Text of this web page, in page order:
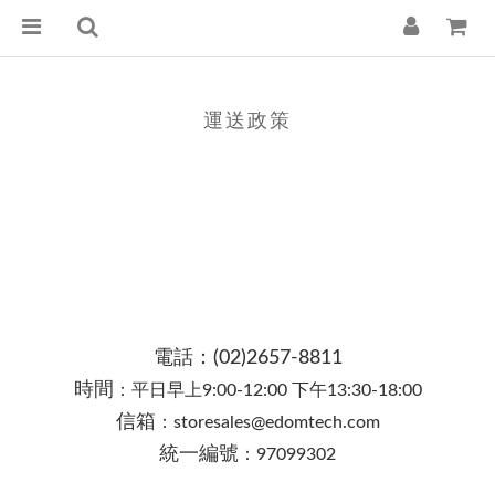
運送政策
電話：(02)2657-8811
時間 ： 平日早上9:00-12:00 下午13:30-18:00
信箱 ： storesales@edomtech.com
統一編號 ： 97099302